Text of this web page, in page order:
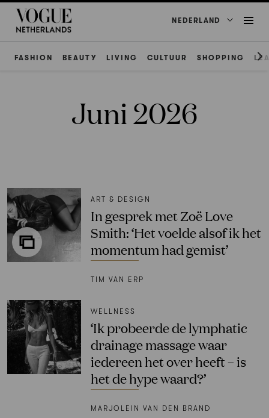
NEDERLAND
FASHION BEAUTY LIVING CULTUUR SHOPPING
Juni 2026
ART & DESIGN
In gesprek met Zoë Love
Smith: ‘Het voelde alsof ik het
momentum had gemist’
TIM VAN ERP
WELLNESS
‘Ik probeerde de lymphatic
drainage massage waar
iedereen het over heeft – is
het de hype waard?’
MARJOLEIN VAN DEN BRAND